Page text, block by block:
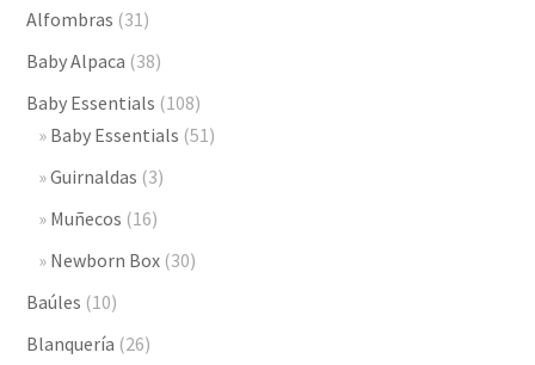
Alfombras (31)
Baby Alpaca (38)
Baby Essentials (108)
Baby Essentials (51)
Guirnaldas (3)
Muñecos (16)
Newborn Box (30)
Baúles (10)
Blanquería (26)